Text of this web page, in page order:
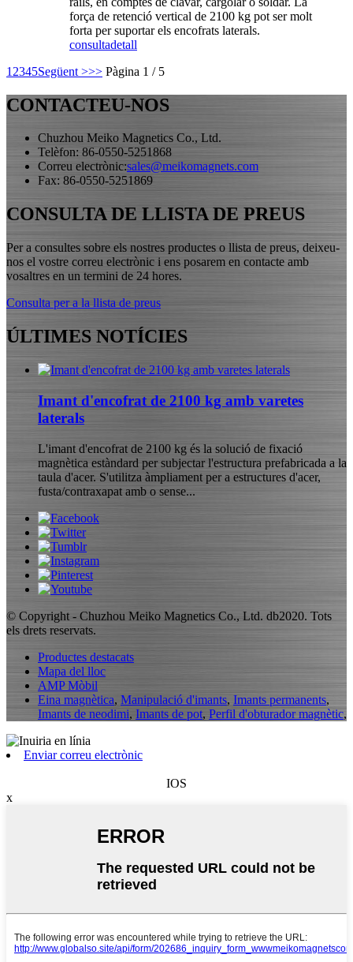
força de retenció vertical de 2100 kg pot ser molt
forta per suportar els encofrats laterals.
consultadetall
1 2345Següent >>> Pàgina 1 / 5
CONTACTEU-NOS
Chuzhou Meiko Magnetics Co., Ltd.
Telèfon: 86-0550-5251868
Correu electrònic:sales@meikomagnets.com
Fax: 86-0550-5251869
CONSULTA DE LLISTA DE PREUS
Per a consultes sobre els nostres productes o llista de preus, deixeu-
nos el vostre correu electrònic i ens posarem en contacte amb
vosaltres en un termini de 24 hores.
Consulta per a la llista de preus
ÚLTIMES NOTÍCIES
Imant d'encofrat de 2100 kg amb varetes
laterals
L'imant d'encofrat de 2100 kg és la solució de fixació
magnètica estàndard per subjectar l'estructura prefabricada a la
taula d'acer. S'utilitza àmpliament per a estructures d'acer,
fusta/contraxapat amb o sense...
© Copyright - Chuzhou Meiko Magnetics Co., Ltd. db2020. Tots
els drets reservats.
Productes destacats
Mapa del lloc
AMP Mòbil
Eina magnètica, Manipulació d'imants, Imants permanents,
Imants de neodimi, Imants de pot, Perfil d'obturador magnètic,
Enviar correu electrònic
IOS
x